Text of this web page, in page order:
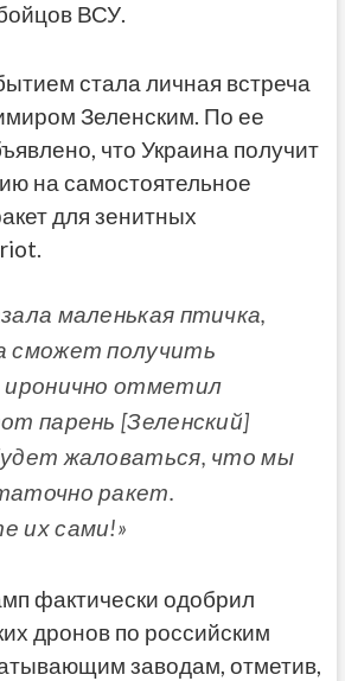
ВСУ.
стала личная встреча
Зеленским. По ее
что Украина получит
на самостоятельное
для зенитных
маленькая птичка,
сможет получить
иронично отметил
парень [Зеленский]
жаловаться, что мы
ракет.
их сами!»
фактически одобрил
дронов по российским
заводам, отметив,